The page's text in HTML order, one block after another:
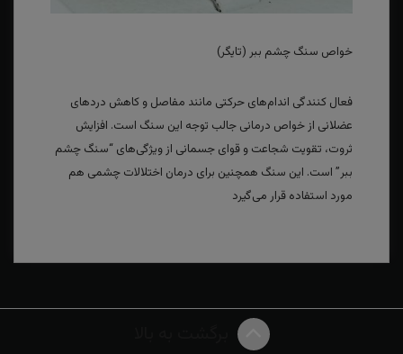
خواص سنگ چشم ببر (تایگر)
فعال کنندگی اندام‌های حرکتی مانند مفاصل و کاهش دردهای
عضلانی از خواص درمانی جالب توجه این سنگ است. افزایش
ثروت، تقویت شجاعت و قوای جسمانی از ویژگی‌های “سنگ چشم
ببر” است. این سنگ همچنین برای درمان اختلالات چشمی هم
مورد استفاده قرار می‌گیرد